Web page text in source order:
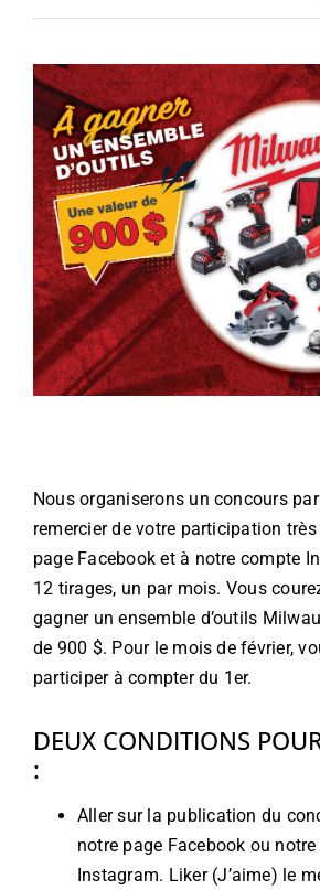
NOUS JOINDRE
Nous organiserons un concours
remercier de votre participation
page Facebook et à notre compte
12 tirages, un par mois. Vous
gagner un ensemble d’outils
de 900 $. Pour le mois de février,
participer à compter du 1er.
DEUX CONDITIONS
:
Aller sur la publication du
notre page Facebook ou
Instagram. Liker (J’aime) le